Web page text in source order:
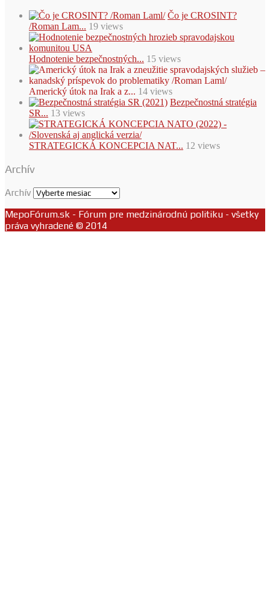
Čo je CROSINT?
/Roman Lam... 19 views
Hodnotenie bezpečnostných... 15 views
Americký útok na Irak a z... 14 views
Bezpečnostná stratégia
SR... 13 views
STRATEGICKÁ KONCEPCIA NAT... 12 views
Archív
Archív
MepoFórum.sk - Fórum pre medzinárodnú politiku - všetky
práva vyhradené © 2014